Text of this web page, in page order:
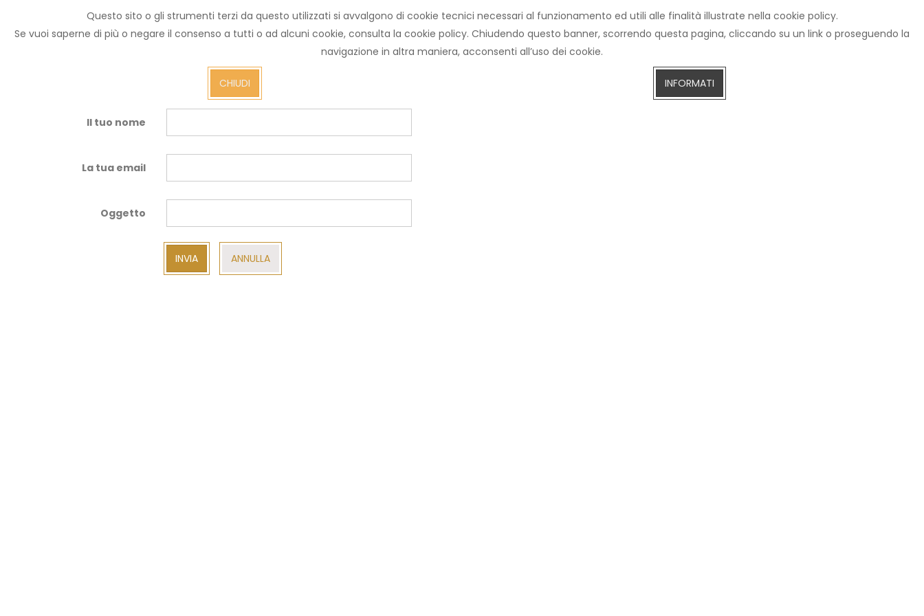
Questo sito o gli strumenti terzi da questo utilizzati si avvalgono di cookie tecnici necessari al funzionamento ed utili alle finalità illustrate nella cookie policy.
Se vuoi saperne di più o negare il consenso a tutti o ad alcuni cookie, consulta la cookie policy. Chiudendo questo banner, scorrendo questa pagina, cliccando su un link o proseguendo la
navigazione in altra maniera, acconsenti all’uso dei cookie.
CHIUDI INFORMATI
Invia ad un amico. ×
Il tuo nome
La tua email
Oggetto
INVIA ANNULLA